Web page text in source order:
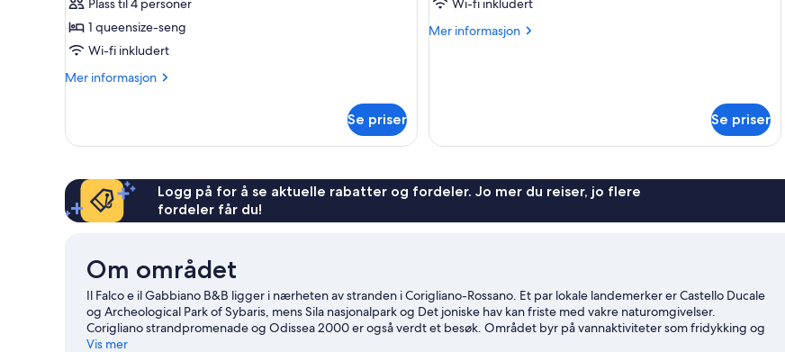
deluxe
Plass til 4 personer
1 queensize-seng
Wi-fi inkludert
Mer informasjon
Mer
–
Se priser
comfort
Wi-fi inkludert
Mer informasjon
Mer
Se priser
Logg på for å se aktuelle rabatter og fordeler. Jo mer du reiser, jo flere
fordeler får du!
Om området
Il Falco e il Gabbiano B&B ligger i nærheten av stranden i Corigliano-Rossano. Et par lokale landemerker er Castello Ducale
og Archeological Park of Sybaris, mens Sila nasjonalpark og Det joniske hav kan friste med vakre naturomgivelser.
Corigliano strandpromenade og Odissea 2000 er også verdt et besøk. Området byr på vannaktiviteter som fridykking og
vannskikjøring, men du kan også oppleve den flotte naturen gjennom terrengsykling og turer til fots eller med sykkel.
Vis mer